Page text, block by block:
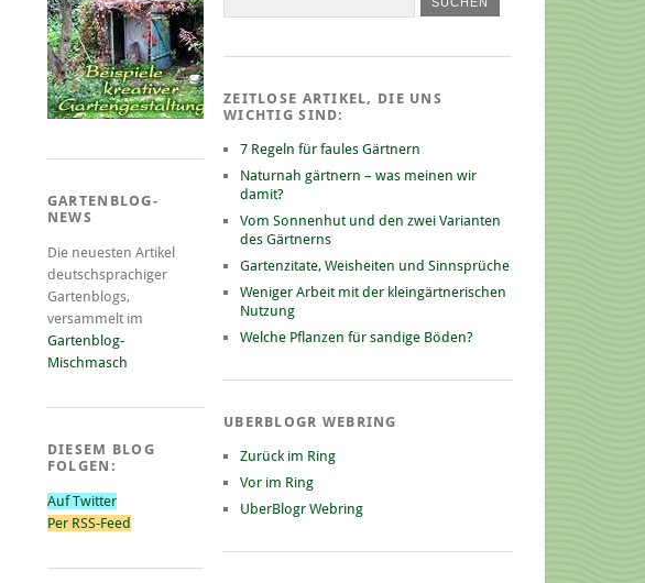
GARTENBLOG-
NEWS
Die neuesten Artikel
deutschsprachiger
Gartenblogs,
versammelt im
Gartenblog-
Mischmasch
DIESEM BLOG
FOLGEN:
Auf Twitter
Per RSS-Feed
ZEITLOSE ARTIKEL, DIE UNS
WICHTIG SIND:
7 Regeln für faules Gärtnern
Naturnah gärtnern – was meinen wir
damit?
Vom Sonnenhut und den zwei Varianten
des Gärtnerns
Gartenzitate, Weisheiten und Sinnsprüche
Weniger Arbeit mit der kleingärtnerischen
Nutzung
Welche Pflanzen für sandige Böden?
UBERBLOGR WEBRING
Zurück im Ring
Vor im Ring
UberBlogr Webring